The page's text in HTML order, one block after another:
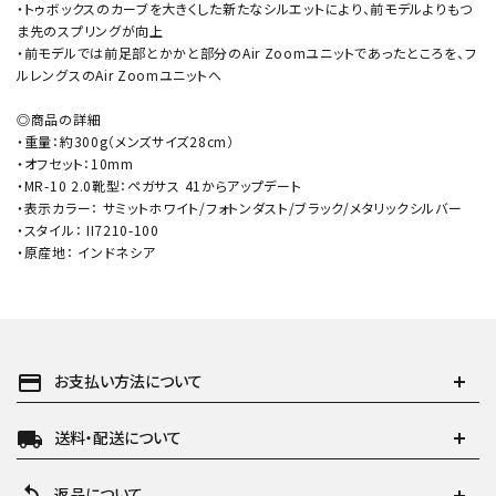
・トゥボックスのカーブを大きくした新たなシルエットにより、前モデルよりもつ
ま先のスプリングが向上
・前モデルでは前足部とかかと部分のAir Zoomユニットであったところを、フ
ルレングスのAir Zoomユニットへ
◎商品の詳細
・重量：約300g（メンズサイズ28cm）
・オフセット：10mm
・MR-10 2.0靴型：ペガサス 41からアップデート
・表示カラー： サミットホワイト/フォトンダスト/ブラック/メタリックシルバー
・スタイル： II7210-100
・原産地： インドネシア
payment お支払い方法について
local_shipping 送料・配送について